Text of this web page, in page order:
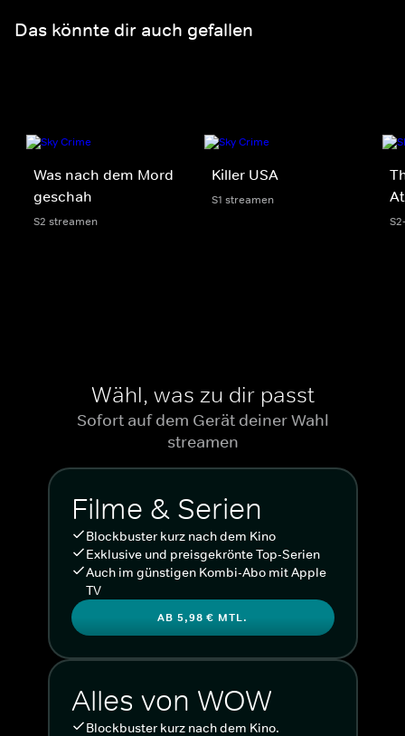
Das könnte dir auch gefallen
Was nach dem Mord
geschah
S2 streamen
Killer USA
S1 streamen
Wähl, was zu dir passt
Sofort auf dem Gerät deiner Wahl
streamen
Filme & Serien
Blockbuster kurz nach dem Kino
Exklusive und preisgekrönte Top-Serien
Auch im günstigen Kombi-Abo mit Apple
TV
AB 5,98 € MTL.
Alles von WOW
Blockbuster kurz nach dem Kino.